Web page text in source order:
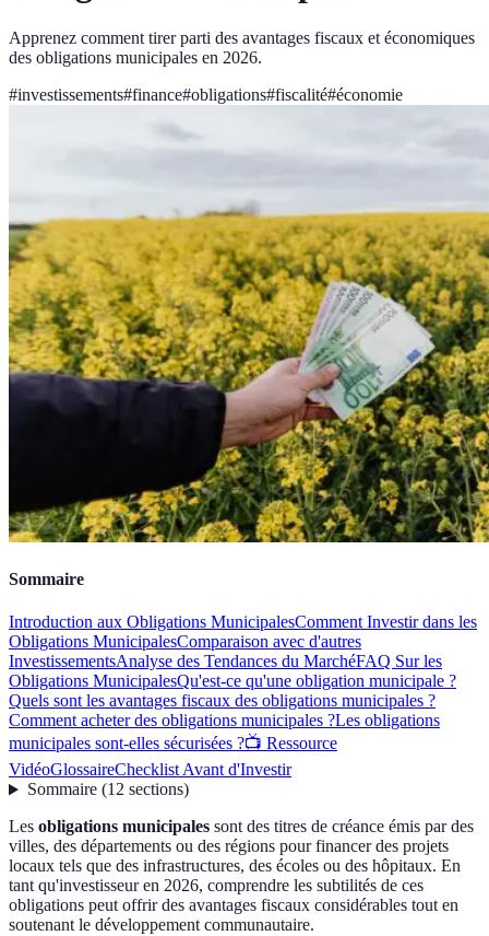
Apprenez comment tirer parti des avantages fiscaux et économiques
des obligations municipales en 2026.
#investissements#finance#obligations#fiscalité#économie
Sommaire
Introduction aux Obligations MunicipalesComment Investir dans les
Obligations MunicipalesComparaison avec d'autres
InvestissementsAnalyse des Tendances du MarchéFAQ Sur les
Obligations MunicipalesQu'est-ce qu'une obligation municipale ?
Quels sont les avantages fiscaux des obligations municipales ?
Comment acheter des obligations municipales ?Les obligations
municipales sont-elles sécurisées ?📺 Ressource
VidéoGlossaireChecklist Avant d'Investir
Sommaire(12 sections)
Les obligations municipales sont des titres de créance émis par des
villes, des départements ou des régions pour financer des projets
locaux tels que des infrastructures, des écoles ou des hôpitaux. En
tant qu'investisseur en 2026, comprendre les subtilités de ces
obligations peut offrir des avantages fiscaux considérables tout en
soutenant le développement communautaire.